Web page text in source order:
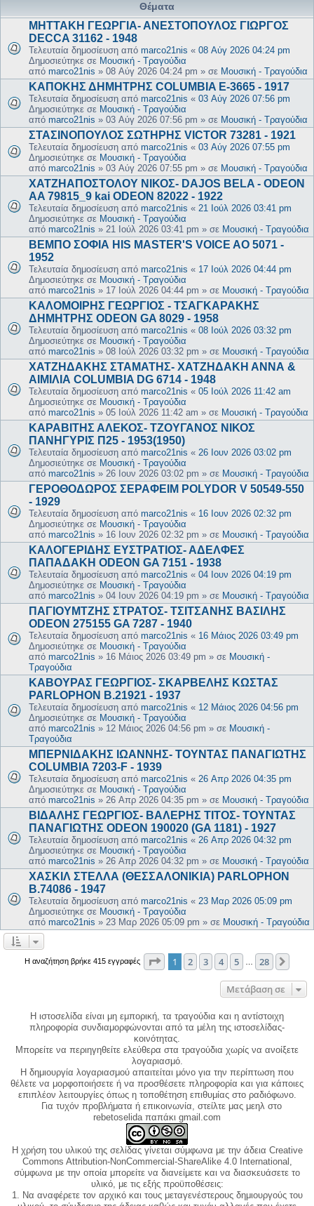
Θέματα
ΜΗΤΤΑΚΗ ΓΕΩΡΓΙΑ- ΑΝΕΣΤΟΠΟΥΛΟΣ ΓΙΩΡΓΟΣ
DECCA 31162 - 1948
Τελευταία δημοσίευση από marco21nis « 08 Αύγ 2026 04:24 pm
Δημοσιεύτηκε σε Μουσική - Τραγούδια
από marco21nis » 08 Αύγ 2026 04:24 pm » σε Μουσική - Τραγούδια
ΚΑΠΟΚΗΣ ΔΗΜΗΤΡΗΣ COLUMBIA E-3665 - 1917
Τελευταία δημοσίευση από marco21nis « 03 Αύγ 2026 07:56 pm
Δημοσιεύτηκε σε Μουσική - Τραγούδια
από marco21nis » 03 Αύγ 2026 07:56 pm » σε Μουσική - Τραγούδια
ΣΤΑΣΙΝΟΠΟΥΛΟΣ ΣΩΤΗΡΗΣ VICTOR 73281 - 1921
Τελευταία δημοσίευση από marco21nis « 03 Αύγ 2026 07:55 pm
Δημοσιεύτηκε σε Μουσική - Τραγούδια
από marco21nis » 03 Αύγ 2026 07:55 pm » σε Μουσική - Τραγούδια
ΧΑΤΖΗΑΠΟΣΤΟΛΟΥ ΝΙΚΟΣ- DAJOS BELA - ODEON
AA 79815_9 kai ODEON 82022 - 1922
Τελευταία δημοσίευση από marco21nis « 21 Ιούλ 2026 03:41 pm
Δημοσιεύτηκε σε Μουσική - Τραγούδια
από marco21nis » 21 Ιούλ 2026 03:41 pm » σε Μουσική - Τραγούδια
ΒΕΜΠΟ ΣΟΦΙΑ HIS MASTER'S VOICE AO 5071 -
1952
Τελευταία δημοσίευση από marco21nis « 17 Ιούλ 2026 04:44 pm
Δημοσιεύτηκε σε Μουσική - Τραγούδια
από marco21nis » 17 Ιούλ 2026 04:44 pm » σε Μουσική - Τραγούδια
ΚΑΛΟΜΟΙΡΗΣ ΓΕΩΡΓΙΟΣ - ΤΣΑΓΚΑΡΑΚΗΣ
ΔΗΜΗΤΡΗΣ ODEON GA 8029 - 1958
Τελευταία δημοσίευση από marco21nis « 08 Ιούλ 2026 03:32 pm
Δημοσιεύτηκε σε Μουσική - Τραγούδια
από marco21nis » 08 Ιούλ 2026 03:32 pm » σε Μουσική - Τραγούδια
ΧΑΤΖΗΔΑΚΗΣ ΣΤΑΜΑΤΗΣ- ΧΑΤΖΗΔΑΚΗ ΑΝΝΑ &
ΑΙΜΙΛΙΑ COLUMBIA DG 6714 - 1948
Τελευταία δημοσίευση από marco21nis « 05 Ιούλ 2026 11:42 am
Δημοσιεύτηκε σε Μουσική - Τραγούδια
από marco21nis » 05 Ιούλ 2026 11:42 am » σε Μουσική - Τραγούδια
ΚΑΡΑΒΙΤΗΣ ΑΛΕΚΟΣ- ΤΖΟΥΓΑΝΟΣ ΝΙΚΟΣ
ΠΑΝΗΓΥΡΙΣ Π25 - 1953(1950)
Τελευταία δημοσίευση από marco21nis « 26 Ιουν 2026 03:02 pm
Δημοσιεύτηκε σε Μουσική - Τραγούδια
από marco21nis » 26 Ιουν 2026 03:02 pm » σε Μουσική - Τραγούδια
ΓΕΡΟΘΟΔΩΡΟΣ ΣΕΡΑΦΕΙΜ POLYDOR V 50549-550
- 1929
Τελευταία δημοσίευση από marco21nis « 16 Ιουν 2026 02:32 pm
Δημοσιεύτηκε σε Μουσική - Τραγούδια
από marco21nis » 16 Ιουν 2026 02:32 pm » σε Μουσική - Τραγούδια
ΚΑΛΟΓΕΡΙΔΗΣ ΕΥΣΤΡΑΤΙΟΣ- ΑΔΕΛΦΕΣ
ΠΑΠΑΔΑΚΗ ODEON GA 7151 - 1938
Τελευταία δημοσίευση από marco21nis « 04 Ιουν 2026 04:19 pm
Δημοσιεύτηκε σε Μουσική - Τραγούδια
από marco21nis » 04 Ιουν 2026 04:19 pm » σε Μουσική - Τραγούδια
ΠΑΓΙΟΥΜΤΖΗΣ ΣΤΡΑΤΟΣ- ΤΣΙΤΣΑΝΗΣ ΒΑΣΙΛΗΣ
ODEON 275155 GA 7287 - 1940
Τελευταία δημοσίευση από marco21nis « 16 Μάιος 2026 03:49 pm
Δημοσιεύτηκε σε Μουσική - Τραγούδια
από marco21nis » 16 Μάιος 2026 03:49 pm » σε Μουσική -
Τραγούδια
ΚΑΒΟΥΡΑΣ ΓΕΩΡΓΙΟΣ- ΣΚΑΡΒΕΛΗΣ ΚΩΣΤΑΣ
PARLOPHON B.21921 - 1937
Τελευταία δημοσίευση από marco21nis « 12 Μάιος 2026 04:56 pm
Δημοσιεύτηκε σε Μουσική - Τραγούδια
από marco21nis » 12 Μάιος 2026 04:56 pm » σε Μουσική -
Τραγούδια
ΜΠΕΡΝΙΔΑΚΗΣ ΙΩΑΝΝΗΣ- ΤΟΥΝΤΑΣ ΠΑΝΑΓΙΩΤΗΣ
COLUMBIA 7203-F - 1939
Τελευταία δημοσίευση από marco21nis « 26 Απρ 2026 04:35 pm
Δημοσιεύτηκε σε Μουσική - Τραγούδια
από marco21nis » 26 Απρ 2026 04:35 pm » σε Μουσική - Τραγούδια
ΒΙΔΑΛΗΣ ΓΕΩΡΓΙΟΣ- ΒΑΛΕΡΗΣ ΤΙΤΟΣ- ΤΟΥΝΤΑΣ
ΠΑΝΑΓΙΩΤΗΣ ODEON 190020 (GA 1181) - 1927
Τελευταία δημοσίευση από marco21nis « 26 Απρ 2026 04:32 pm
Δημοσιεύτηκε σε Μουσική - Τραγούδια
από marco21nis » 26 Απρ 2026 04:32 pm » σε Μουσική - Τραγούδια
ΧΑΣΚΙΛ ΣΤΕΛΛΑ (ΘΕΣΣΑΛΟΝΙΚΙΑ) PARLOPHON
B.74086 - 1947
Τελευταία δημοσίευση από marco21nis « 23 Μαρ 2026 05:09 pm
Δημοσιεύτηκε σε Μουσική - Τραγούδια
από marco21nis » 23 Μαρ 2026 05:09 pm » σε Μουσική - Τραγούδια
Η αναζήτηση βρήκε 415 εγγραφές Σελίδα από28
1 2 3 4 5 28
Μετάβαση σε
Η ιστοσελίδα είναι μη εμπορική, τα τραγούδια και η αντίστοιχη
πληροφορία συνδιαμορφώνονται από τα μέλη της ιστοσελίδας-
κοινότητας.
Μπορείτε να περιηγηθείτε ελεύθερα στα τραγούδια χωρίς να ανοίξετε
λογαριασμό.
Η δημιουργία λογαριασμού απαιτείται μόνο για την περίπτωση που
θέλετε να μορφοποιήσετε ή να προσθέσετε πληροφορία και για κάποιες
επιπλέον λειτουργίες όπως η τοποθέτηση επιθυμίας στο ραδιόφωνο.
Για τυχόν προβλήματα ή επικοινωνία, στείλτε μας μεηλ στο
rebetoselida παπάκι gmail.com
Η χρήση του υλικού της σελίδας γίνεται σύμφωνα με την άδεια Creative
Commons Attribution-NonCommercial-ShareAlike 4.0 International,
σύμφωνα με την οποία μπορείτε να διανείμετε και να διασκευάσετε το
υλικό, με τις εξής προϋποθέσεις:
1. Να αναφέρετε τον αρχικό και τους μεταγενέστερους δημιουργούς του